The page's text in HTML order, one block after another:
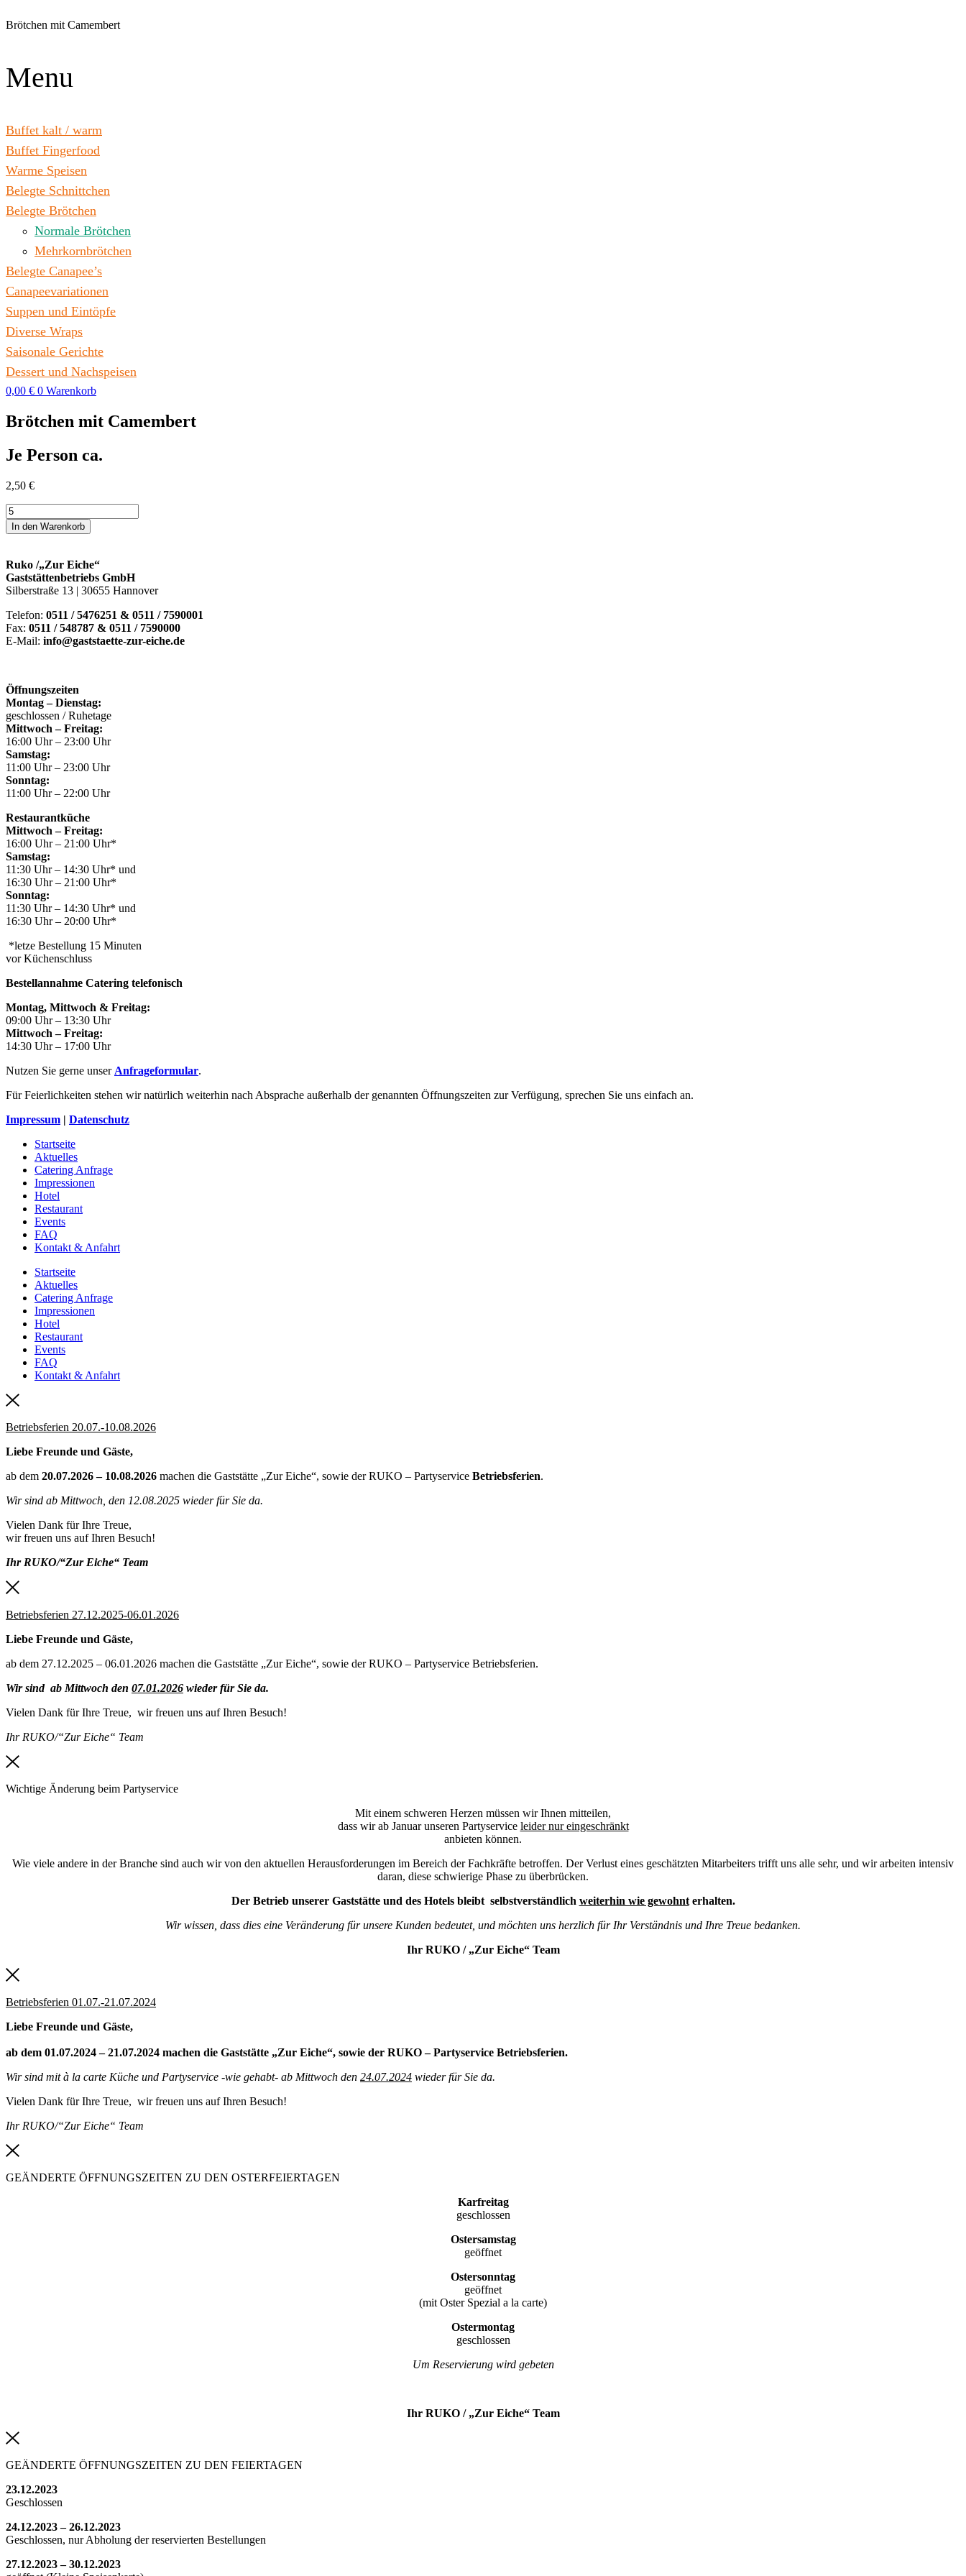
Inhalt
Brötchen mit Camembert
Menu
Buffet kalt / warm
Buffet Fingerfood
Warme Speisen
Belegte Schnittchen
Belegte Brötchen
Normale Brötchen
Mehrkornbrötchen
Belegte Canapee’s
Canapeevariationen
Suppen und Eintöpfe
Diverse Wraps
Saisonale Gerichte
Dessert und Nachspeisen
0,00 € 0 Warenkorb
Brötchen mit Camembert
Je Person ca.
2,50 €
Brötchen
mit
Camembert
In den Warenkorb
Ruko /„Zur Eiche“
Gaststättenbetriebs GmbH
Silberstraße 13 | 30655 Hannover
Telefon: 0511 / 5476251 & 0511 / 7590001
Fax: 0511 / 548787 & 0511 / 7590000
E-Mail: info@gaststaette-zur-eiche.de
Öffnungszeiten
Montag – Dienstag:
geschlossen / Ruhetage
Mittwoch – Freitag:
16:00 Uhr – 23:00 Uhr
Samstag:
11:00 Uhr – 23:00 Uhr
Sonntag:
11:00 Uhr – 22:00 Uhr
Restaurantküche
Mittwoch – Freitag:
16:00 Uhr – 21:00 Uhr*
Samstag:
11:30 Uhr – 14:30 Uhr* und
16:30 Uhr – 21:00 Uhr*
Sonntag:
11:30 Uhr – 14:30 Uhr* und
16:30 Uhr – 20:00 Uhr*
*letze Bestellung 15 Minuten
vor Küchenschluss
Bestellannahme Catering telefonisch
Montag, Mittwoch & Freitag:
09:00 Uhr – 13:30 Uhr
Mittwoch – Freitag:
14:30 Uhr – 17:00 Uhr
Nutzen Sie gerne unser Anfrageformular.
Für Feierlichkeiten stehen wir natürlich weiterhin nach Absprache außerhalb der genannten Öffnungszeiten zur Verfügung, sprechen Sie uns einfach an.
Impressum | Datenschutz
Startseite
Aktuelles
Catering Anfrage
Impressionen
Hotel
Restaurant
Events
FAQ
Kontakt & Anfahrt
Startseite
Aktuelles
Catering Anfrage
Impressionen
Hotel
Restaurant
Events
FAQ
Kontakt & Anfahrt
Betriebsferien 20.07.-10.08.2026
Liebe Freunde und Gäste,
ab dem 20.07.2026 – 10.08.2026 machen die Gaststätte „Zur Eiche“, sowie der RUKO – Partyservice Betriebsferien.
Wir sind ab Mittwoch, den 12.08.2025 wieder für Sie da.
Vielen Dank für Ihre Treue,
wir freuen uns auf Ihren Besuch!
Ihr RUKO/“Zur Eiche“ Team
Betriebsferien 27.12.2025-06.01.2026
Liebe Freunde und Gäste,
ab dem 27.12.2025 – 06.01.2026 machen die Gaststätte „Zur Eiche“, sowie der RUKO – Partyservice Betriebsferien.
Wir sind ab Mittwoch den 07.01.2026 wieder für Sie da.
Vielen Dank für Ihre Treue, wir freuen uns auf Ihren Besuch!
Ihr RUKO/“Zur Eiche“ Team
Wichtige Änderung beim Partyservice
Mit einem schweren Herzen müssen wir Ihnen mitteilen,
dass wir ab Januar unseren Partyservice leider nur eingeschränkt
anbieten können.
Wie viele andere in der Branche sind auch wir von den aktuellen Herausforderungen im Bereich der Fachkräfte betroffen. Der Verlust eines geschätzten Mitarbeiters trifft uns alle sehr, und wir arbeiten intensiv
daran, diese schwierige Phase zu überbrücken.
Der Betrieb unserer Gaststätte und des Hotels bleibt selbstverständlich weiterhin wie gewohnterhalten.
Wir wissen, dass dies eine Veränderung für unsere Kunden bedeutet, und möchten uns herzlich für Ihr Verständnis und Ihre Treue bedanken.
Ihr RUKO / „Zur Eiche“ Team
Betriebsferien 01.07.-21.07.2024
Liebe Freunde und Gäste,
ab dem 01.07.2024 – 21.07.2024 machen die Gaststätte „Zur Eiche“, sowie der RUKO – Partyservice Betriebsferien.
Wir sind mit à la carte Küche und Partyservice -wie gehabt- ab Mittwoch den 24.07.2024 wieder für Sie da.
Vielen Dank für Ihre Treue, wir freuen uns auf Ihren Besuch!
Ihr RUKO/“Zur Eiche“ Team
GEÄNDERTE ÖFFNUNGSZEITEN ZU DEN OSTERFEIERTAGEN
Karfreitag
geschlossen
Ostersamstag
geöffnet
Ostersonntag
geöffnet
(mit Oster Spezial a la carte)
Ostermontag
geschlossen
Um Reservierung wird gebeten
Ihr RUKO / „Zur Eiche“ Team
GEÄNDERTE ÖFFNUNGSZEITEN ZU DEN FEIERTAGEN
23.12.2023
Geschlossen
24.12.2023 – 26.12.2023
Geschlossen, nur Abholung der reservierten Bestellungen
27.12.2023 – 30.12.2023